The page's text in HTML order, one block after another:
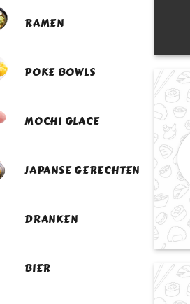
RAMEN
POKE BOWLS
MOCHI GLACE
JAPANSE GERECHTEN
DRANKEN
BIER